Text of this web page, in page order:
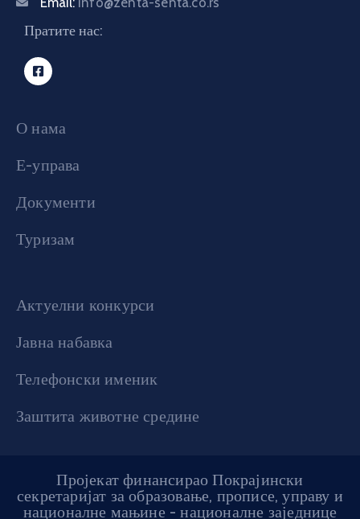
Пратите нас:
О нама
Е-управа
Документи
Туризам
Актуелни конкурси
Јавна набавка
Телефонски именик
Заштита животне средине
Пројекат финансирао Покрајински
секретаријат за образовање, прописе, управу и
националне мањине - националне заједнице